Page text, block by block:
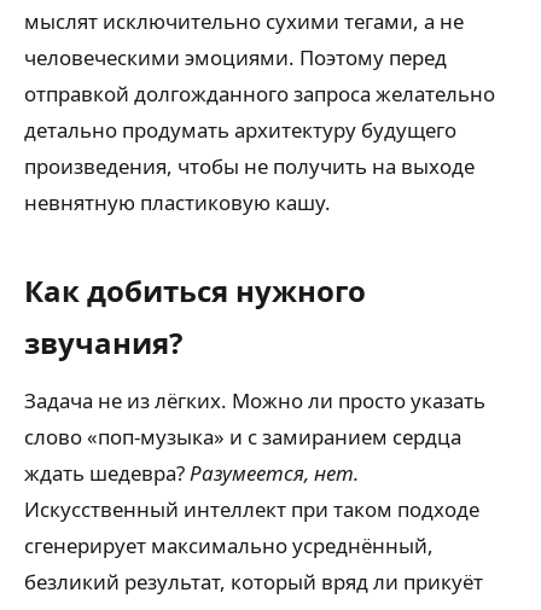
мыслят исключительно сухими тегами, а не
человеческими эмоциями. Поэтому перед
отправкой долгожданного запроса желательно
детально продумать архитектуру будущего
произведения, чтобы не получить на выходе
невнятную пластиковую кашу.
Как добиться нужного
звучания?
Задача не из лёгких. Можно ли просто указать
слово «поп-музыка» и с замиранием сердца
ждать шедевра?Разумеется, нет.
Искусственный интеллект при таком подходе
сгенерирует максимально усреднённый,
безликий результат, который вряд ли прикуёт